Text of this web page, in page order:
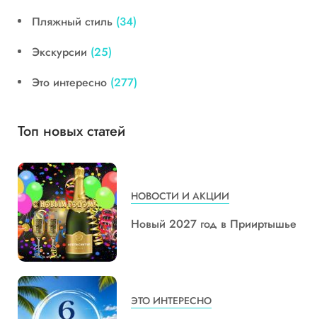
Пляжный стиль (34)
Экскурсии (25)
Это интересно (277)
Топ новых статей
НОВОСТИ И АКЦИИ
Новый 2027 год в Прииртышье
ЭТО ИНТЕРЕСНО